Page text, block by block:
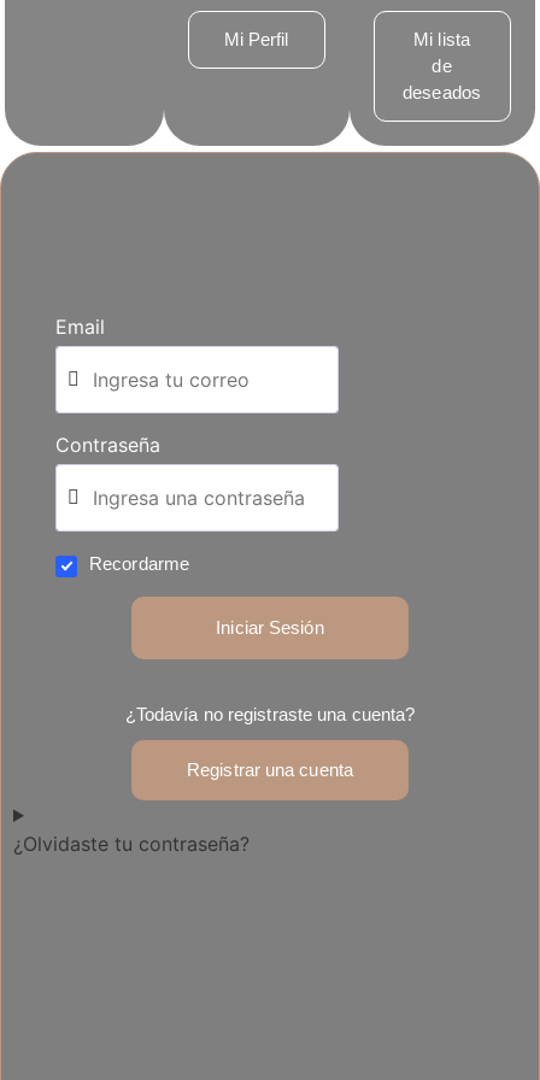
Mi Perfil
Mi lista
de
deseados
Email
Contraseña
Recordarme
Iniciar Sesión
¿Todavía no registraste una cuenta?
Registrar una cuenta
¿Olvidaste tu contraseña?